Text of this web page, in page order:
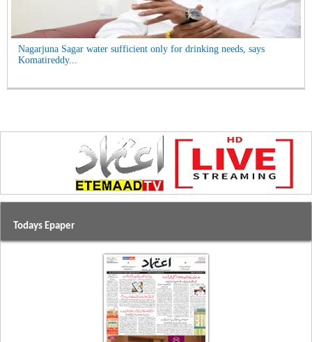
Nagarjuna Sagar water sufficient only for drinking needs, says
Komatireddy...
Todays Epaper